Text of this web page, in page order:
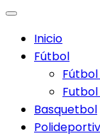
Inicio
Fútbol
Basquetbol